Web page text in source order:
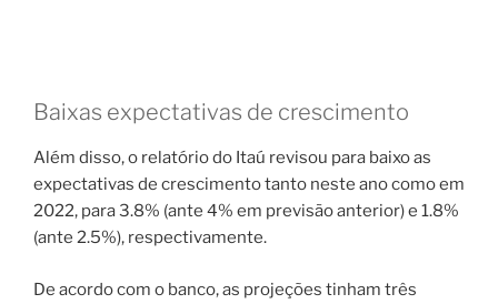
Baixas expectativas de crescimento
Além disso, o relatório do Itaú revisou para baixo as
expectativas de crescimento tanto neste ano como em
2022, para 3.8% (ante 4% em previsão anterior) e 1.8%
(ante 2.5%), respectivamente.
De acordo com o banco, as projeções tinham três